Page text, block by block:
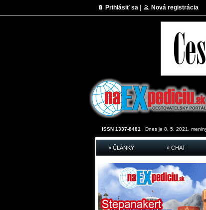
Prihlásiť sa Nová registrácia
ISSN 1337-8481 Dnes je 8. 5. 2021,
» ČLÁNKY » CHAT